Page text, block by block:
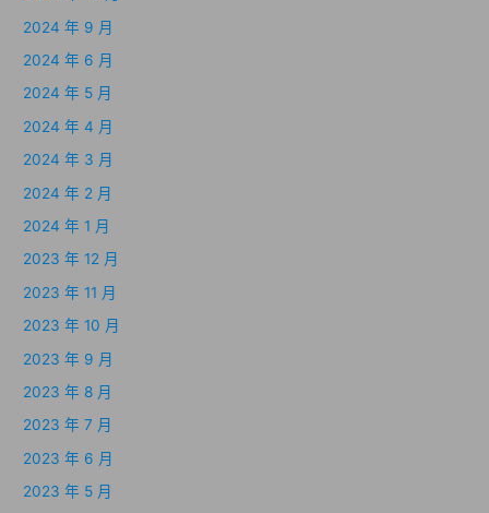
2024 年 9 月
2024 年 6 月
2024 年 5 月
2024 年 4 月
2024 年 3 月
2024 年 2 月
2024 年 1 月
2023 年 12 月
2023 年 11 月
2023 年 10 月
2023 年 9 月
2023 年 8 月
2023 年 7 月
2023 年 6 月
2023 年 5 月